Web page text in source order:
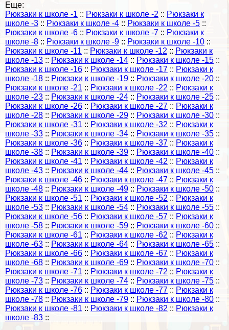
Еще:
Рюкзаки к школе -1 :: Рюкзаки к школе -2 :: Рюкзаки к
школе -3 :: Рюкзаки к школе -4 :: Рюкзаки к школе -5 ::
Рюкзаки к школе -6 :: Рюкзаки к школе -7 :: Рюкзаки к
школе -8 :: Рюкзаки к школе -9 :: Рюкзаки к школе -10 ::
Рюкзаки к школе -11 :: Рюкзаки к школе -12 :: Рюкзаки к
школе -13 :: Рюкзаки к школе -14 :: Рюкзаки к школе -15 ::
Рюкзаки к школе -16 :: Рюкзаки к школе -17 :: Рюкзаки к
школе -18 :: Рюкзаки к школе -19 :: Рюкзаки к школе -20 ::
Рюкзаки к школе -21 :: Рюкзаки к школе -22 :: Рюкзаки к
школе -23 :: Рюкзаки к школе -24 :: Рюкзаки к школе -25 ::
Рюкзаки к школе -26 :: Рюкзаки к школе -27 :: Рюкзаки к
школе -28 :: Рюкзаки к школе -29 :: Рюкзаки к школе -30 ::
Рюкзаки к школе -31 :: Рюкзаки к школе -32 :: Рюкзаки к
школе -33 :: Рюкзаки к школе -34 :: Рюкзаки к школе -35 ::
Рюкзаки к школе -36 :: Рюкзаки к школе -37 :: Рюкзаки к
школе -38 :: Рюкзаки к школе -39 :: Рюкзаки к школе -40 ::
Рюкзаки к школе -41 :: Рюкзаки к школе -42 :: Рюкзаки к
школе -43 :: Рюкзаки к школе -44 :: Рюкзаки к школе -45 ::
Рюкзаки к школе -46 :: Рюкзаки к школе -47 :: Рюкзаки к
школе -48 :: Рюкзаки к школе -49 :: Рюкзаки к школе -50 ::
Рюкзаки к школе -51 :: Рюкзаки к школе -52 :: Рюкзаки к
школе -53 :: Рюкзаки к школе -54 :: Рюкзаки к школе -55 ::
Рюкзаки к школе -56 :: Рюкзаки к школе -57 :: Рюкзаки к
школе -58 :: Рюкзаки к школе -59 :: Рюкзаки к школе -60 ::
Рюкзаки к школе -61 :: Рюкзаки к школе -62 :: Рюкзаки к
школе -63 :: Рюкзаки к школе -64 :: Рюкзаки к школе -65 ::
Рюкзаки к школе -66 :: Рюкзаки к школе -67 :: Рюкзаки к
школе -68 :: Рюкзаки к школе -69 :: Рюкзаки к школе -70 ::
Рюкзаки к школе -71 :: Рюкзаки к школе -72 :: Рюкзаки к
школе -73 :: Рюкзаки к школе -74 :: Рюкзаки к школе -75 ::
Рюкзаки к школе -76 :: Рюкзаки к школе -77 :: Рюкзаки к
школе -78 :: Рюкзаки к школе -79 :: Рюкзаки к школе -80 ::
Рюкзаки к школе -81 :: Рюкзаки к школе -82 :: Рюкзаки к
школе -83 ::